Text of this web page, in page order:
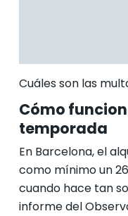
Cuáles son las
Cómo
temporada
En Barcelona, el
como mínimo un
cuando hace tan
informe del